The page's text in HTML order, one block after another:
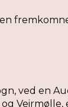
ved en
Veirmølle,